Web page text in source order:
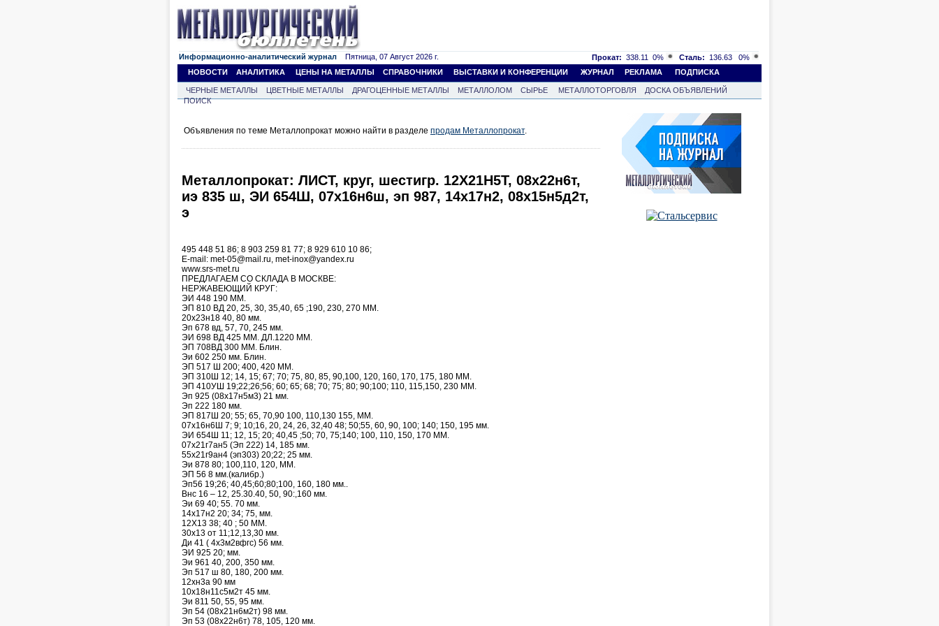
Информационно-аналитический журнал Пятница, 07 Август 2026 г. Прокат: 338.11 0% Сталь: 136.63
0%
НОВОСТИ
АНАЛИТИКА ЦЕНЫ НА МЕТАЛЛЫ СПРАВОЧНИКИ ВЫСТАВКИ И КОНФЕРЕНЦИИ ЖУРНАЛ РЕКЛАМА ПОДПИСКА
ЧЕРНЫЕ МЕТАЛЛЫ ЦВЕТНЫЕ МЕТАЛЛЫ ДРАГОЦЕННЫЕ МЕТАЛЛЫ МЕТАЛЛОЛОМ СЫРЬЕ МЕТАЛЛОТОРГОВЛЯ
ДОСКА ОБЪЯВЛЕНИЙ
ПОИСК
Объявления по теме Металлопрокат можно найти в разделе продам Металлопрокат.
Металлопрокат: ЛИСТ, круг, шестигр. 12Х21Н5Т, 08х22н6т,
иэ 835 ш, ЭИ 654Ш, 07х16н6ш, эп 987, 14х17н2, 08х15н5д2т,
э
495 448 51 86; 8 903 259 81 77; 8 929 610 10 86;
Е-mail: met-05@mail.ru, met-inox@yandex.ru
www.srs-met.ru
ПРЕДЛАГАЕМ СО СКЛАДА В МОСКВЕ:
НЕРЖАВЕЮЩИЙ КРУГ:
ЭИ 448 190 ММ.
ЭП 810 ВД 20, 25, 30, 35,40, 65 ;190, 230, 270 ММ.
20х23н18 40, 80 мм.
Эп 678 вд, 57, 70, 245 мм.
ЭИ 698 ВД 425 ММ. ДЛ.1220 ММ.
ЭП 708ВД 300 ММ. Блин.
Эи 602 250 мм. Блин.
ЭП 517 Ш 200; 400, 420 ММ.
ЭП 310Ш 12; 14, 15; 67; 70; 75, 80, 85, 90,100, 120, 160, 170, 175, 180 ММ.
ЭП 410УШ 19;22;26;56; 60; 65; 68; 70; 75; 80; 90;100; 110, 115,150, 230 ММ.
Эп 925 (08х17н5м3) 21 мм.
Эп 222 180 мм.
ЭП 817Ш 20; 55; 65, 70,90 100, 110,130 155, ММ.
07х16н6Ш 7; 9; 10;16, 20, 24, 26, 32,40 48; 50;55, 60, 90, 100; 140; 150, 195 мм.
ЭИ 654Ш 11; 12, 15; 20; 40,45 ;50; 70, 75;140; 100, 110, 150, 170 ММ.
07х21г7ан5 (Эп 222) 14, 185 мм.
55х21г9ан4 (эп303) 20;22; 25 мм.
Эи 878 80; 100,110, 120, ММ.
ЭП 56 8 мм.(калибр.)
Эп56 19;26; 40,45;60;80;100, 160, 180 мм..
Внс 16 – 12, 25.30.40, 50, 90:,160 мм.
Эи 69 40; 55. 70 мм.
14х17н2 20; 34; 75, мм.
12Х13 38; 40 ; 50 ММ.
30х13 от 11;12,13,30 мм.
Ди 41 ( 4х3м2вфгс) 56 мм.
ЭИ 925 20; мм.
Эи 961 40, 200, 350 мм.
Эп 517 ш 80, 180, 200 мм.
12хн3а 90 мм
10х18н11с5м2т 45 мм.
Эи 811 50, 55, 95 мм.
Эп 54 (08х21н6м2т) 98 мм.
Эп 53 (08х22н6т) 78, 105, 120 мм.